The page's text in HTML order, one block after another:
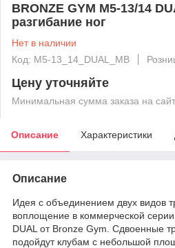
BRONZE GYM M5-13/14
разгибание ног
Нет в наличии
Код: M5-13_14_DUAL_MB
Цену уточняйте
Минимальная сумма заказа на
Описание Характеристики
Описание
Идея с объединением двух видов
воплощение в коммерческой серии
DUAL от Bronze Gym. Сдвоенные
подойдут клубам с небольшой